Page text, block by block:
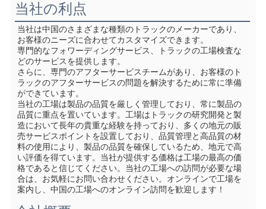
当社の利点
当社は中国のさまざまな種類のトラックのメーカーであり、
お客様のニーズに合わせてカスタマイズできます。
専門的なフォワーディングサービス、トラックの工場検査な
どのサービスを提供します。
さらに、専門のアフターサービスチームがあり、お客様のト
ラックのアフターサービスの問題を解決するために常に準備
ができています。
当社の工場は製品の品質を厳しく管理しており、常に製品の
品質に重点を置いています。工場はトラックの研究開発と製
造において長年の貴重な経験を持っており、多くの地元の販
売サービスポイントを設置しており、品質管理と高品質の材
料の使用により、製品の品質を確保しているため、地元で高
い評価を得ています。当社が提供する価格は工場の最高の価
格であると信じてください。当社の工場への訪問が必要な場
合は、お気軽にお問い合わせください。オンラインで工場を
案内し、中国の工場へのオンライン訪問を歓迎します！